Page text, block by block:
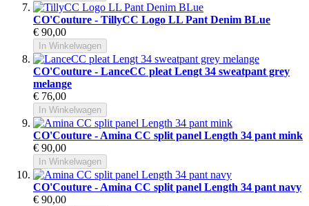
CO'Couture - TillyCC Logo LL Pant Denim BLue
€ 90,00
In Winkelwagen
CO'Couture - LanceCC pleat Lengt 34 sweatpant grey
melange
€ 76,00
In Winkelwagen
CO'Couture - Amina CC split panel Length 34 pant mink
€ 90,00
In Winkelwagen
CO'Couture - Amina CC split panel Length 34 pant navy
€ 90,00